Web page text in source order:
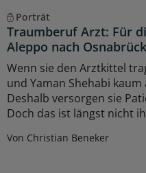
Porträt
Traumberuf Arzt: Für
Aleppo nach Osnabrück
Wenn sie den Arztkittel
und Yaman Shehabi
Deshalb versorgen sie
Doch das ist längst nicht
Von Christian Beneker